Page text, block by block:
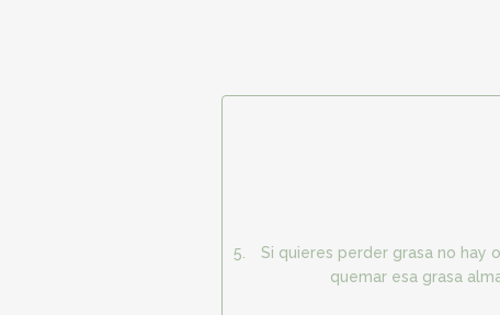
Si quieres perder grasa no hay
quemar esa grasa